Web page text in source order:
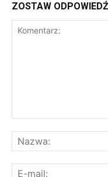
ZOSTAW ODPOWIEDŹ